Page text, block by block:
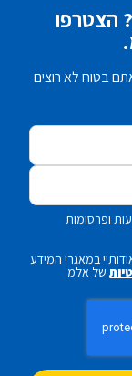
הצטרפו
בטוח לא רוצים
ופרסומות
במאגרי המידע
של אלמ.